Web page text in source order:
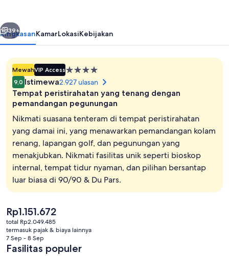
Suite, 1 kamar tidur | Brankas,
Berikutnya
39+
RingkasanKamarLokasiKebijakan
MewahVIP AccessProperti
bintang
4.0
9,0 Istimewa2.927 ulasan
Tempat peristirahatan yang tenang dengan
pemandangan pegunungan
Nikmati suasana tenteram di tempat peristirahatan
yang damai ini, yang menawarkan pemandangan kolam
renang, lapangan golf, dan pegunungan yang
menakjubkan. Nikmati fasilitas unik seperti bioskop
internal, tempat tidur nyaman, dan pilihan bersantap
luar biasa di 90/90 & Du Pars.
Harga
saat
ini
Rp1.151.672
Rp1.151.672
total Rp2.049.485
termasuk pajak & biaya lainnya
7 Sep - 8 Sep
Fasilitas populer